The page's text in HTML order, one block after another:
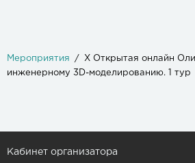
Мероприятия
X Открытая онлайн
инженерному 3D-моделированию. 1 тур
Кабинет организатора